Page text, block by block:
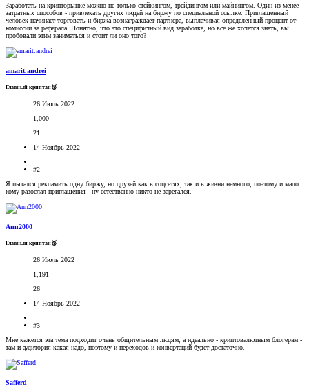
Заработать на крипторынке можно не только стейкингом, трейдингом или майнингом. Один из менее
затратных способов - привлекать других людей на биржу по специальной ссылке. Приглашенный
человек начинает торговать и биржа вознаграждает партнера, выплачивая определенный процент от
комиссии за реферала. Понятно, что это специфичный вид заработка, но все же хочется знать, вы
пробовали этим заниматься и стоит ли оно того?
amarit.andrei
Главный криптан🥈
26 Июль 2022
1,000
21
14 Ноябрь 2022
#2
Я пытался рекламить одну биржу, но друзей как в соцсетях, так и в жизни немного, поэтому и мало
кому разослал приглашения - ну естественно никто не зарегался.
Ann2000
Главный криптан🥈
26 Июль 2022
1,191
26
14 Ноябрь 2022
#3
Мне кажется эта тема подходит очень общительным людям, а идеально - криптовалютным блогерам -
там и аудитория какая надо, поэтому и переходов и конвертаций будет достаточно.
Safferd